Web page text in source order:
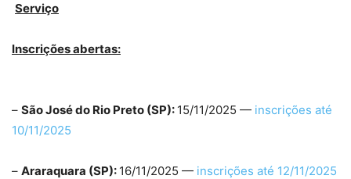
Serviço
Inscrições abertas:
– São José do Rio Preto (SP): 15/11/2025 — inscrições até
10/11/2025
– Araraquara (SP): 16/11/2025 — inscrições até 12/11/2025